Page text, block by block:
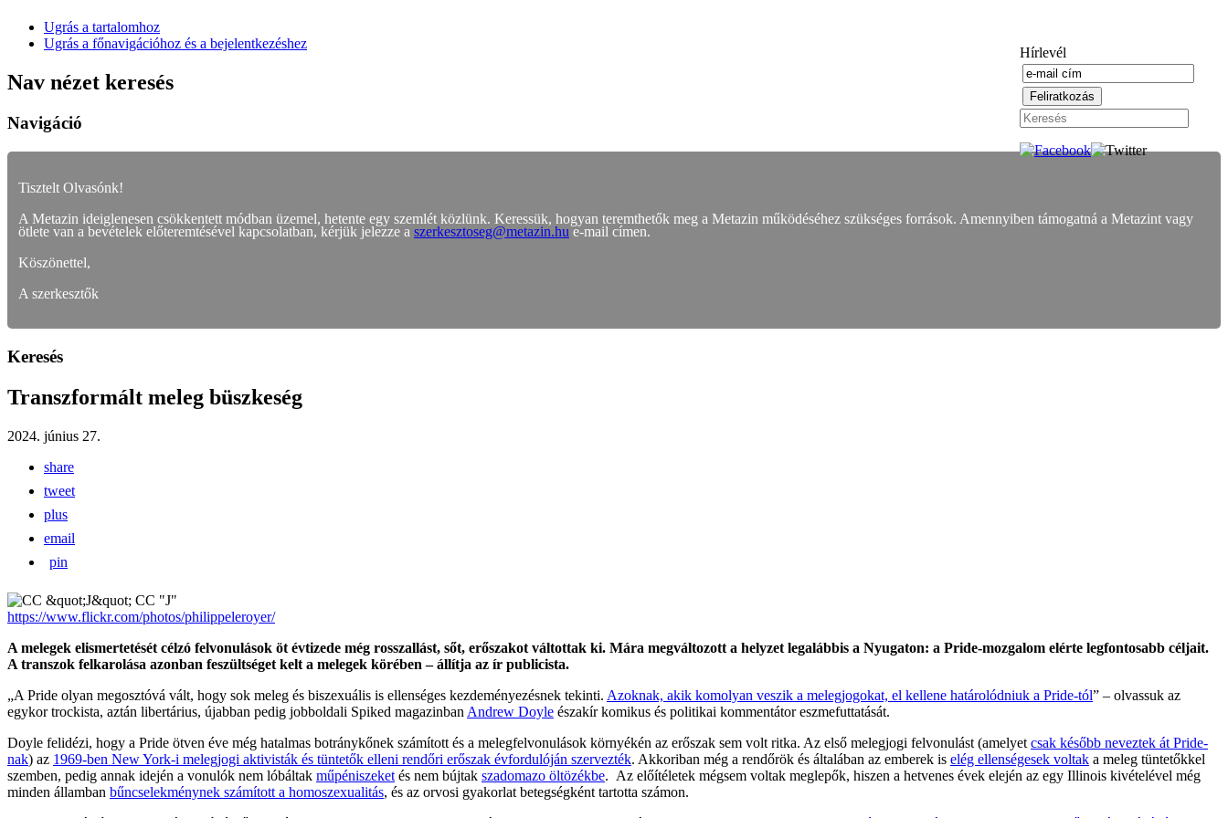
Hírlevél
Ugrás a tartalomhoz
Ugrás a főnavigációhoz és a bejelentkezéshez
Nav nézet keresés
Navigáció
Tisztelt Olvasónk!
A Metazin ideiglenesen csökkentett módban üzemel, hetente egy szemlét közlünk. Keressük, hogyan teremthetők meg a Metazin működéséhez szükséges források. Amennyiben támogatná a Metazint vagy
ötlete van a bevételek előteremtésével kapcsolatban, kérjük jelezze a szerkesztoseg@metazin.hue-mail címen.
Köszönettel,
A szerkesztők
Keresés
Transzformált meleg büszkeség
2024. június 27.
share
tweet
plus
email
pin
CC "J"
https://www.flickr.com/photos/philippeleroyer/
A melegek elismertetését célzó felvonulások öt évtizede még rosszallást, sőt, erőszakot váltottak ki. Mára megváltozott a helyzet legalábbis a Nyugaton: a Pride-mozgalom elérte legfontosabb céljait.
A transzok felkarolása azonban feszültséget kelt a melegek körében – állítja az ír publicista.
„A Pride olyan megosztóvá vált, hogy sok meleg és biszexuális is ellenséges kezdeményezésnek tekinti. Azoknak, akik komolyan veszik a melegjogokat, el kellene határolódniuk a Pride-tól” – olvassuk az
egykor trockista, aztán libertárius, újabban pedig jobboldali Spiked magazinban Andrew Doyle északír komikus és politikai kommentátor eszmefuttatását.
Doyle felidézi, hogy a Pride ötven éve még hatalmas botránykőnek számított és a melegfelvonulások környékén az erőszak sem volt ritka. Az első melegjogi felvonulást (amelyet csak később neveztek át Pride-
nak) az 1969-ben New York-i melegjogi aktivisták és tüntetők elleni rendőri erőszak évfordulóján szervezték. Akkoriban még a rendőrök és általában az emberek is elég ellenségesek voltak a meleg tüntetőkkel
szemben, pedig annak idején a vonulók nem lóbáltak műpéniszeket és nem bújtak szadomazo öltözékbe. Az előítéletek mégsem voltak meglepők, hiszen a hetvenes évek elején az egy Illinois kivételével még
minden államban bűncselekménynek számított a homoszexualitás, és az orvosi gyakorlat betegségként tartotta számon.